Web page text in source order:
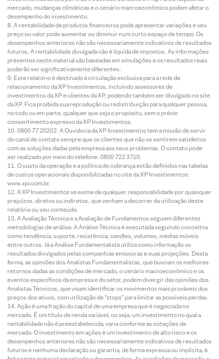
mercado, mudanças climáticas e o cenário macroeconômico podem afetar o
desempenho do investimento.
A rentabilidade de produtos financeiros pode apresentar variações e seu
preço ou valor pode aumentar ou diminuir num curto espaço de tempo. Os
desempenhos anteriores não são necessariamente indicativos de resultados
futuros. A rentabilidade divulgada não é líquida de impostos. As informações
presentes neste material são baseadas em simulações e os resultados reais
poderão ser significativamente diferentes.
Este relatório é destinado à circulação exclusiva para a rede de
relacionamento da XP Investimentos, incluindo assessores de
investimentos da XP e clientes da XP, podendo também ser divulgado no site
da XP. Fica proibida sua reprodução ou redistribuição para qualquer pessoa,
no todo ou em parte, qualquer que seja o propósito, sem o prévio
consentimento expresso da XP Investimentos.
0800 77 20202. A Ouvidoria da XP Investimentos tem a missão de servir
de canal de contato sempre que os clientes que não se sentirem satisfeitos
com as soluções dadas pela empresa aos seus problemas. O contato pode
ser realizado por meio do telefone: 0800 722 3710.
O custo da operação e a política de cobrança estão definidos nas tabelas
de custos operacionais disponibilizadas no site da XP Investimentos:
www.xpi.com.br.
A XP Investimentos se exime de qualquer responsabilidade por quaisquer
prejuízos, diretos ou indiretos, que venham a decorrer da utilização deste
relatório ou seu conteúdo.
A Avaliação Técnica e a Avaliação de Fundamentos seguem diferentes
metodologias de análise. A Análise Técnica é executada seguindo conceitos
como tendência, suporte, resistência, candles, volumes, médias móveis
entre outros. Já a Análise Fundamentalista utiliza como informação os
resultados divulgados pelas companhias emissoras e suas projeções. Desta
forma, as opiniões dos Analistas Fundamentalistas, que buscam os melhores
retornos dadas as condições de mercado, o cenário macroeconômico e os
eventos específicos da empresa e do setor, podem divergir das opiniões dos
Analistas Técnicos, que visam identificar os movimentos mais prováveis dos
preços dos ativos, com utilização de “stops” para limitar as possíveis perdas.
Ação é uma fração do capital de uma empresa que é negociada no
mercado. É um título de renda variável, ou seja, um investimento no qual a
rentabilidade não é preestabelecida, varia conforme as cotações de
mercado. O investimento em ações é um investimento de alto risco e os
desempenhos anteriores não são necessariamente indicativos de resultados
futuros e nenhuma declaração ou garantia, de forma expressa ou implícita, é